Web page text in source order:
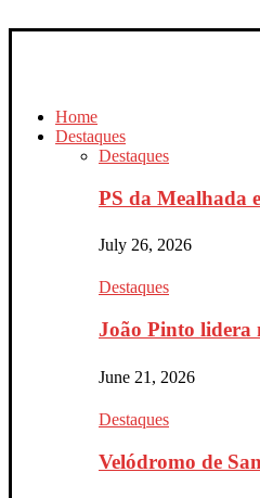
Home
Destaques
Destaques
PS da Mealhada
July 26, 2026
Destaques
João Pinto lidera
June 21, 2026
Destaques
Velódromo de